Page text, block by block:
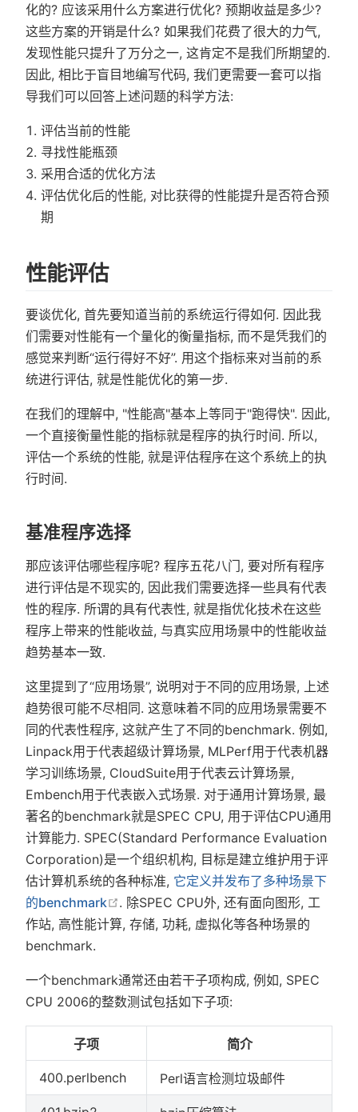
化的? 应该采用什么方案进行优化? 预期收益是多少?
这些方案的开销是什么? 如果我们花费了很大的力气,
发现性能只提升了万分之一, 这肯定不是我们所期望的.
因此, 相比于盲目地编写代码, 我们更需要一套可以指
导我们可以回答上述问题的科学方法:
评估当前的性能
寻找性能瓶颈
采用合适的优化方法
评估优化后的性能, 对比获得的性能提升是否符合预
期
性能评估
要谈优化, 首先要知道当前的系统运行得如何. 因此我
们需要对性能有一个量化的衡量指标, 而不是凭我们的
感觉来判断“运行得好不好”. 用这个指标来对当前的系
统进行评估, 就是性能优化的第一步.
在我们的理解中, "性能高"基本上等同于"跑得快". 因此,
一个直接衡量性能的指标就是程序的执行时间. 所以,
评估一个系统的性能, 就是评估程序在这个系统上的执
行时间.
基准程序选择
那应该评估哪些程序呢? 程序五花八门, 要对所有程序
进行评估是不现实的, 因此我们需要选择一些具有代表
性的程序. 所谓的具有代表性, 就是指优化技术在这些
程序上带来的性能收益, 与真实应用场景中的性能收益
趋势基本一致.
这里提到了“应用场景”, 说明对于不同的应用场景, 上述
趋势很可能不尽相同. 这意味着不同的应用场景需要不
同的代表性程序, 这就产生了不同的benchmark. 例如,
Linpack用于代表超级计算场景, MLPerf用于代表机器
学习训练场景, CloudSuite用于代表云计算场景,
Embench用于代表嵌入式场景. 对于通用计算场景, 最
著名的benchmark就是SPEC CPU, 用于评估CPU通用
计算能力. SPEC(Standard Performance Evaluation
Corporation)是一个组织机构, 目标是建立维护用于评
估计算机系统的各种标准, 它定义并发布了多种场景下
的benchmark
在新窗口中打开
. 除SPEC CPU外, 还有面向图形, 工
作站, 高性能计算, 存储, 功耗, 虚拟化等各种场景的
benchmark.
一个benchmark通常还由若干子项构成, 例如, SPEC
CPU 2006的整数测试包括如下子项:
子项 简介
400.perlbench Perl语言检测垃圾邮件